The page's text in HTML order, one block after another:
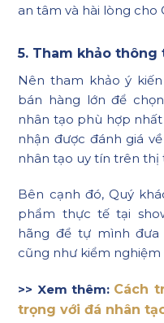
an tâm và hài lòng cho
5. Tham khảo thông
Nên tham khảo ý
bán hàng lớn để
nhân tạo phù hợp
nhận được đánh giá
nhân tạo uy tín trên thị
Bên cạnh đó, Quý
phẩm thực tế tại
hãng để tự mình
cũng như kiểm nghiệm
>> Xem thêm: Cách
trọng với đá nhân